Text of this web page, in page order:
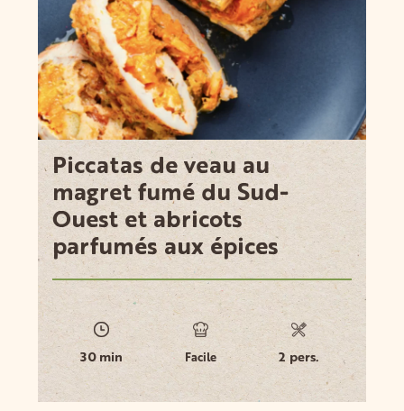
Piccatas de veau au
magret fumé du Sud-
Ouest et abricots
parfumés aux épices
30 min Facile 2 pers.